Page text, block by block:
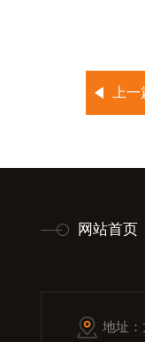
上
网站首页
地址